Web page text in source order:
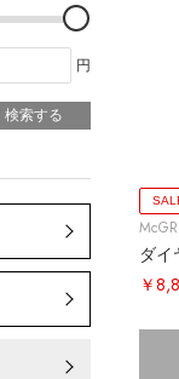
円
検索する
￥